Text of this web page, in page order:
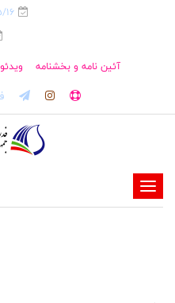
16
آئین نامه و بخشنامه ویدئو
-
-